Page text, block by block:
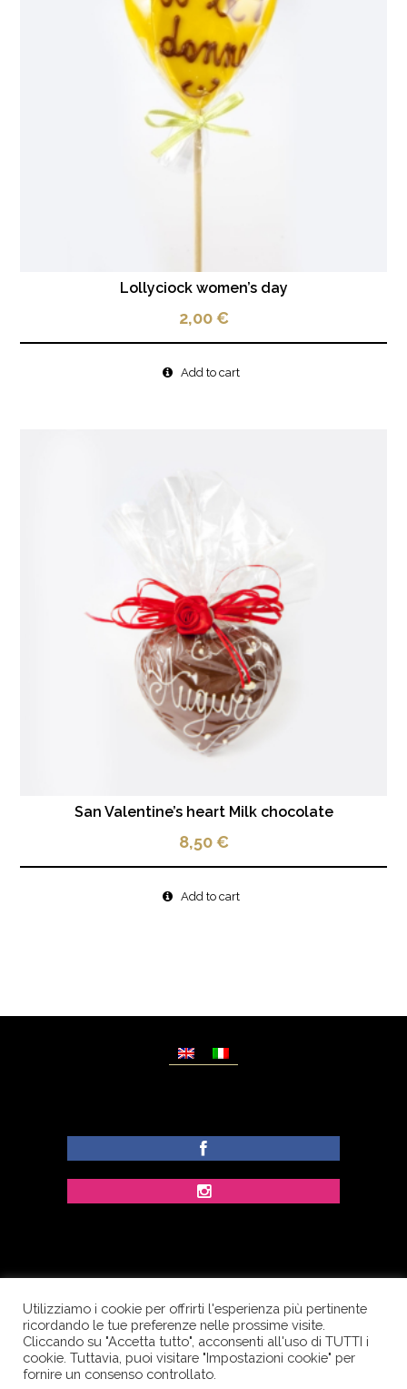
Lollyciock women’s day
2,00€
Add to cart
San Valentine’s heart Milk chocolate
8,50€
Add to cart
© Copyright Dolcezze di Ferrentino A. - P.IVA
IT02609400656 - Tutti i diritti riservati.
Corso Palatucci, 65 - 84013 Cava de’ Tirreni (SA) -
Italia
Utilizziamo i cookie per offrirti l'esperienza più pertinente
ricordando le tue preferenze nelle prossime visite.
Cliccando su "Accetta tutto", acconsenti all'uso di TUTTI i
cookie. Tuttavia, puoi visitare "Impostazioni cookie" per
fornire un consenso controllato.